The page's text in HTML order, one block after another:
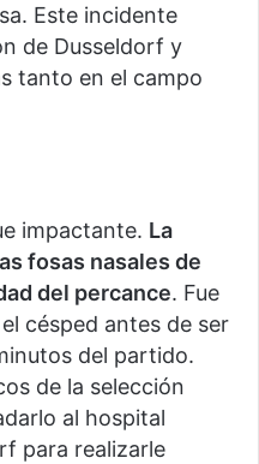
Este incidente
de Dusseldorf y
tanto en el campo
impactante. La
fosas nasales de
del percance. Fue
césped antes de ser
del partido.
de la selección
al hospital
para realizarle